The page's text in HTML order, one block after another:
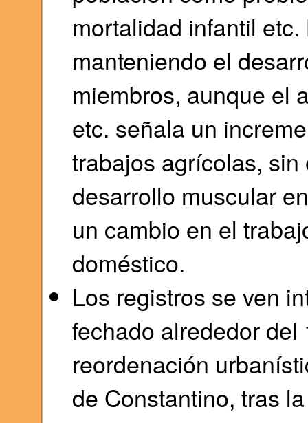
mortalidad infantil
manteniendo el
miembros, aunque el
etc. señala un
trabajos agrícolas,
desarrollo muscular
un cambio en el
doméstico.
Los registros se ven
fechado alrededor
reordenación
de Constantino, tras